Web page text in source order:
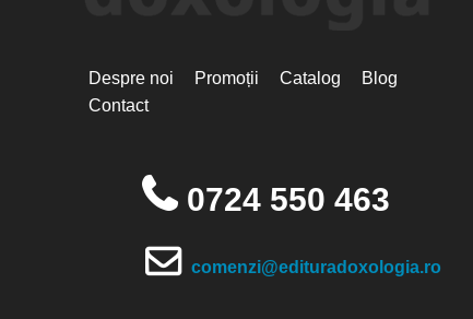
Despre noi Promoții Catalog
Blog
Contact
0724 550 463
comenzi@edituradoxologia.ro